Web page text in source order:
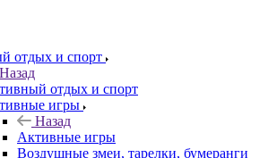
отдых и спорт
Назад
отдых и спорт
игры
Назад
Активные игры
Воздушные змеи, тарелки, бумеранги